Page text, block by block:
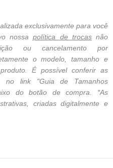
exclusivamente para você
nossapolítica de trocasnão
ou cancelamento por
o modelo, tamanho e
É possível conferir as
no link "Guia de Tamanhos
do botão de compra. *As
criadas digitalmente e